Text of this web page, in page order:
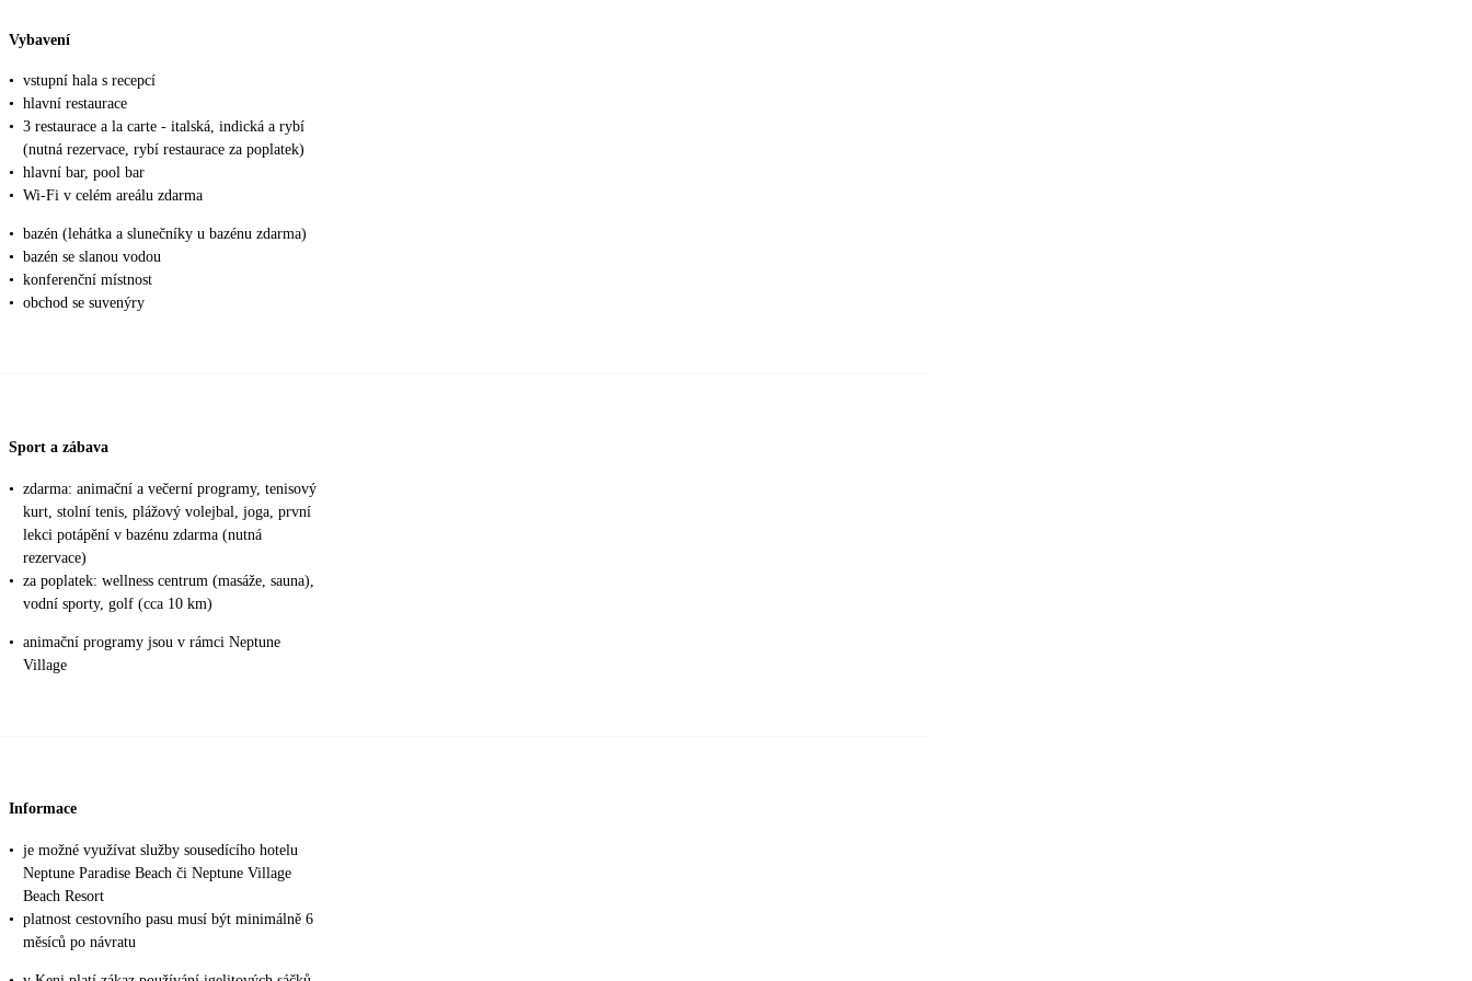
Vybavení
• vstupní hala s recepcí
• hlavní restaurace
• 3 restaurace a la carte - italská, indická a rybí
(nutná rezervace, rybí restaurace za poplatek)
• hlavní bar, pool bar
• Wi-Fi v celém areálu zdarma
• bazén (lehátka a slunečníky u bazénu zdarma)
• bazén se slanou vodou
• konferenční místnost
• obchod se suvenýry
Sport a zábava
• zdarma: animační a večerní programy, tenisový
kurt, stolní tenis, plážový volejbal, joga, první
lekci potápění v bazénu zdarma (nutná
rezervace)
• za poplatek: wellness centrum (masáže, sauna),
vodní sporty, golf (cca 10 km)
• animační programy jsou v rámci Neptune
Village
Informace
• je možné využívat služby sousedícího hotelu
Neptune Paradise Beach či Neptune Village
Beach Resort
• platnost cestovního pasu musí být minimálně 6
měsíců po návratu